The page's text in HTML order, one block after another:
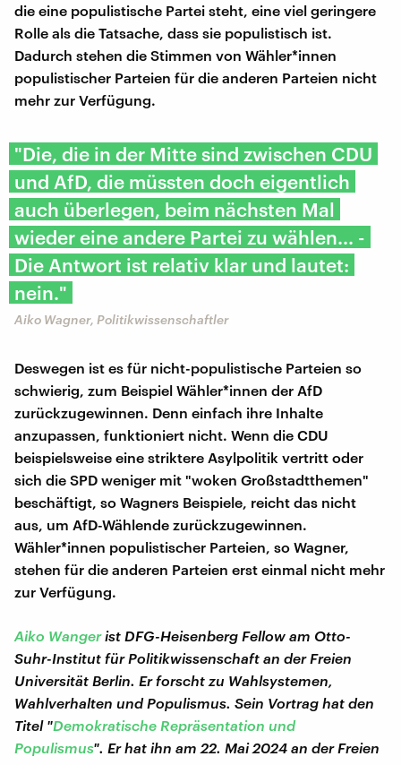
die eine populistische Partei steht, eine viel geringere
Rolle als die Tatsache, dass sie populistisch ist.
Dadurch stehen die Stimmen von Wähler*innen
populistischer Parteien für die anderen Parteien nicht
mehr zur Verfügung.
"Die, die in der Mitte sind zwischen CDU
und AfD, die müssten doch eigentlich
auch überlegen, beim nächsten Mal
wieder eine andere Partei zu wählen... -
Die Antwort ist relativ klar und lautet:
nein."
Aiko Wagner, Politikwissenschaftler
Deswegen ist es für nicht-populistische Parteien so
schwierig, zum Beispiel Wähler*innen der AfD
zurückzugewinnen. Denn einfach ihre Inhalte
anzupassen, funktioniert nicht. Wenn die CDU
beispielsweise eine striktere Asylpolitik vertritt oder
sich die SPD weniger mit "woken Großstadtthemen"
beschäftigt, so Wagners Beispiele, reicht das nicht
aus, um AfD-Wählende zurückzugewinnen.
Wähler*innen populistischer Parteien, so Wagner,
stehen für die anderen Parteien erst einmal nicht mehr
zur Verfügung.
Aiko Wangerist DFG-Heisenberg Fellow am Otto-
Suhr-Institut für Politikwissenschaft an der Freien
Universität Berlin. Er forscht zu Wahlsystemen,
Wahlverhalten und Populismus. Sein Vortrag hat den
Titel "Demokratische Repräsentation und
Populismus". Er hat ihn am 22. Mai 2024 an der Freien